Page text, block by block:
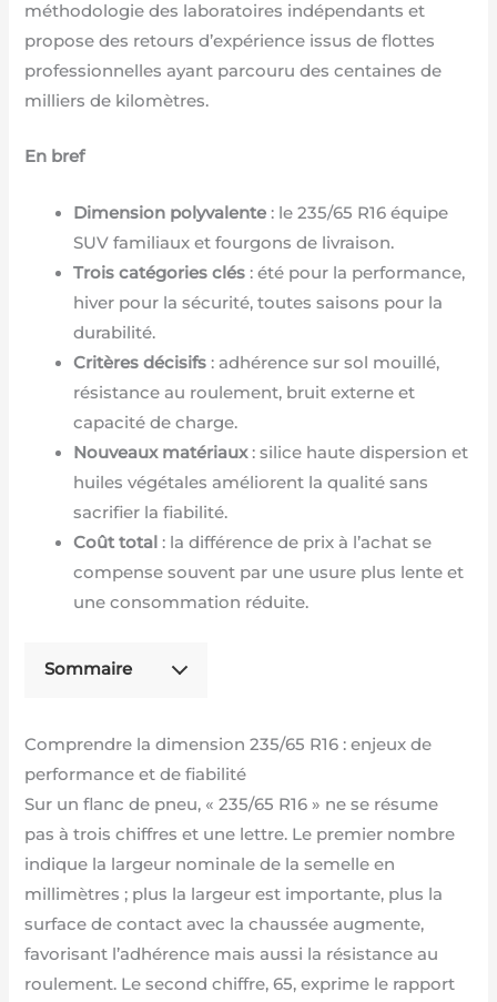
méthodologie des laboratoires indépendants et
propose des retours d’expérience issus de flottes
professionnelles ayant parcouru des centaines de
milliers de kilomètres.
En bref
Dimension polyvalente : le 235/65 R16 équipe
SUV familiaux et fourgons de livraison.
Trois catégories clés : été pour la performance,
hiver pour la sécurité, toutes saisons pour la
durabilité.
Critères décisifs : adhérence sur sol mouillé,
résistance au roulement, bruit externe et
capacité de charge.
Nouveaux matériaux: silice haute dispersion et
huiles végétales améliorent la qualité sans
sacrifier la fiabilité.
Coût total : la différence de prix à l’achat se
compense souvent par une usure plus lente et
une consommation réduite.
Sommaire
Comprendre la dimension 235/65 R16 : enjeux de
performance et de fiabilité
Sur un flanc de pneu, « 235/65 R16 » ne se résume
pas à trois chiffres et une lettre. Le premier nombre
indique la largeur nominale de la semelle en
millimètres ; plus la largeur est importante, plus la
surface de contact avec la chaussée augmente,
favorisant l’adhérence mais aussi la résistance au
roulement. Le second chiffre, 65, exprime le rapport